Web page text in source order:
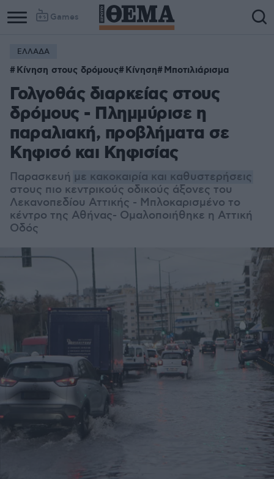
Games
ΕΛΛΑΔΑ
Κίνηση στους δρόμους Κίνηση Μποτιλιάρισμα
Γολγοθάς διαρκείας στους
δρόμους - Πλημμύρισε η
παραλιακή, προβλήματα σε
Κηφισό και Κηφισίας
Παρασκευή με κακοκαιρία και καθυστερήσεις
στους πιο κεντρικούς οδικούς άξονες του
Λεκανοπεδίου Αττικής - Μπλοκαρισμένο το
κέντρο της Αθήνας- Ομαλοποιήθηκε η Αττική
Οδός